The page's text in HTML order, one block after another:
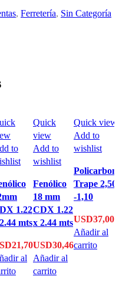
, Ferretería, Sin Categoría
to
1.22
mts
21,70
al
Quick
view
Add to
wishlist
Fenólico
18 mm
CDX 1.22
x 2.44 mts
USD30,46
Añadir al
carrito
Quick view
Add to
wishlist
Trape 2,50
-1,10
USD37,00
Añadir al
carrito